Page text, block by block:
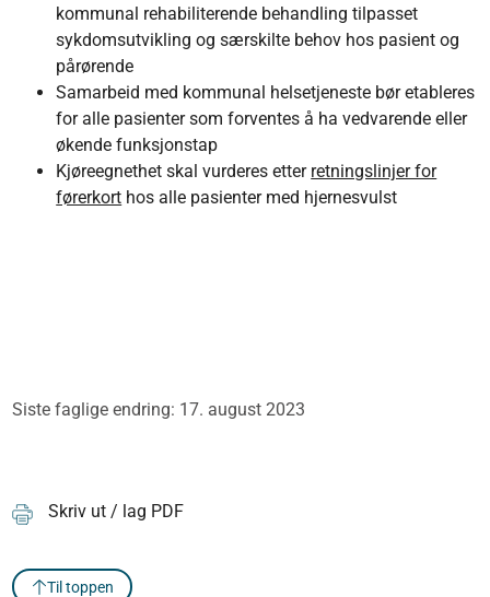
kommunal rehabiliterende behandling tilpasset
sykdomsutvikling og særskilte behov hos pasient og
pårørende
Samarbeid med kommunal helsetjeneste bør etableres
for alle pasienter som forventes å ha vedvarende eller
økende funksjonstap
Kjøreegnethet skal vurderes etter retningslinjer for
førerkort hos alle pasienter med hjernesvulst
Siste faglige endring: 17. august 2023
Skriv ut / lag PDF
Til toppen